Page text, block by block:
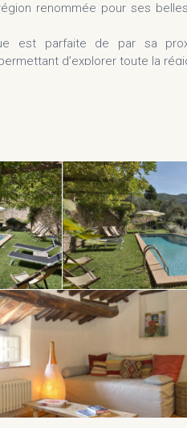
renommée pour ses
est parfaite de par sa
d’explorer toute la
vers le haut on accède à
est très bien équipée et
idéale pour prendre ses
double avec salle de
: une suite composée
suite composée de salon,
l’endroit le plus panoramique
est un très bon compromis
de la campagne. Elle
km) ou de Florence (à 74